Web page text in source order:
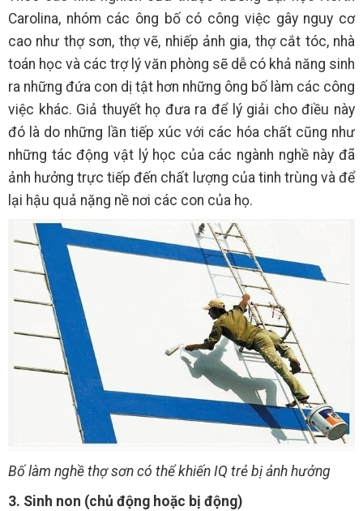
Carolina, nhóm các ông bố có công việc gây nguy cơ
cao như thợ sơn, thợ vẽ, nhiếp ảnh gia, thợ cắt tóc, nhà
toán học và các trợ lý văn phòng sẽ dễ có khả năng sinh
ra những đứa con dị tật hơn những ông bố làm các công
việc khác. Giả thuyết họ đưa ra để lý giải cho điều này
đó là do những lần tiếp xúc với các hóa chất cũng như
những tác động vật lý học của các ngành nghề này đã
ảnh hưởng trực tiếp đến chất lượng của tinh trùng và để
lại hậu quả nặng nề nơi các con của họ.
Bố làm nghề thợ sơn có thể khiến IQ trẻ bị ảnh hưởng
3. Sinh non (chủ động hoặc bị động)